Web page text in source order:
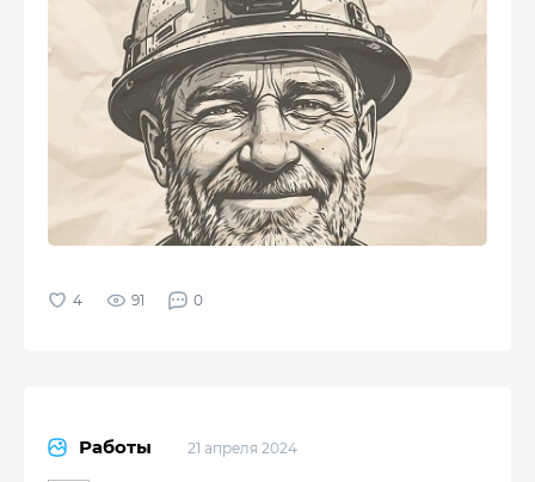
91 0
Работы 21 апреля 2024